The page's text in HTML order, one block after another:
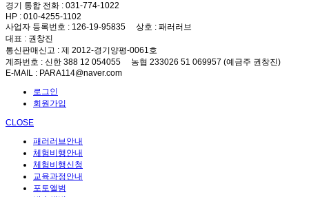
경기 통합 전화 : 031-774-1022
HP : 010-4255-1102
사업자 등록번호 : 126-19-95835 상호 : 패러러브
대표 : 권창진
통신판매신고 : 제 2012-경기양평-0061호
계좌번호 : 신한 388 12 054055 농협 233026 51 069957 (예금주 권창진)
E-MAIL : PARA114@naver.com
로그인
회원가입
CLOSE
패러러브안내
체험비행안내
체험비행신청
교육과정안내
포토앨범